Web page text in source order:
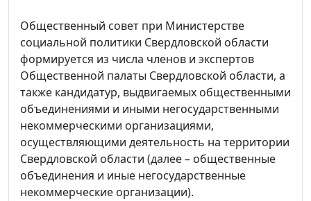
Общественный совет при Министерстве
социальной политики Свердловской области
формируется из числа членов и экспертов
Общественной палаты Свердловской области, а
также кандидатур, выдвигаемых общественными
объединениями и иными негосударственными
некоммерческими организациями,
осуществляющими деятельность на территории
Свердловской области (далее – общественные
объединения и иные негосударственные
некоммерческие организации).